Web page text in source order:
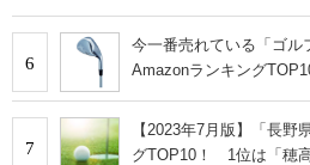
6
今一番売れている「ゴル
Amazonランキング
7
【2023年7月版】「長野
グTOP10！ 1位は「穂